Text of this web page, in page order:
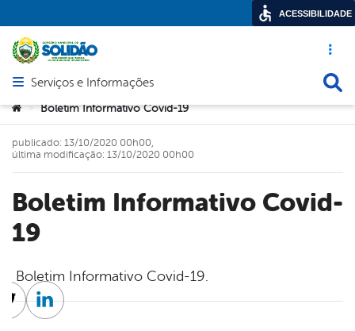
Acesso
Abrir menu principal de navegação
Serviços e Informações
Você está aqui:
> Boletim Informativo Covid-19
Boletim Informativo Covid-
19
publicado: 13/10/2020 00h00,
última modificação: 13/10/2020 00h00
Boletim Informativo Covid-19.
TwitterLinkedin
ACESSIBILIDADE